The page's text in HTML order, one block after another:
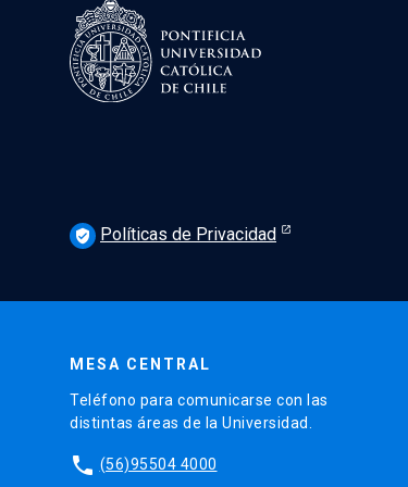
verified_user Políticas de Privacidad
MESA CENTRAL
Teléfono para comunicarse con las
distintas áreas de la Universidad.
phone (56)95504 4000